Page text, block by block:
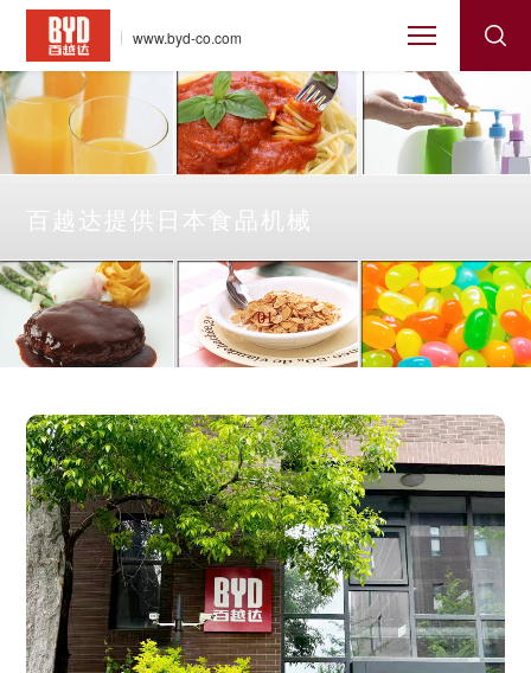
www.byd-co.com
百越达提供日本食品机械
01